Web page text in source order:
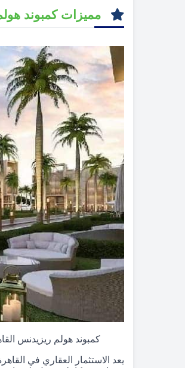
مميزات كمبوند
كمبوند هولم ريزيدنس
يعد الاستثمار العقاري في